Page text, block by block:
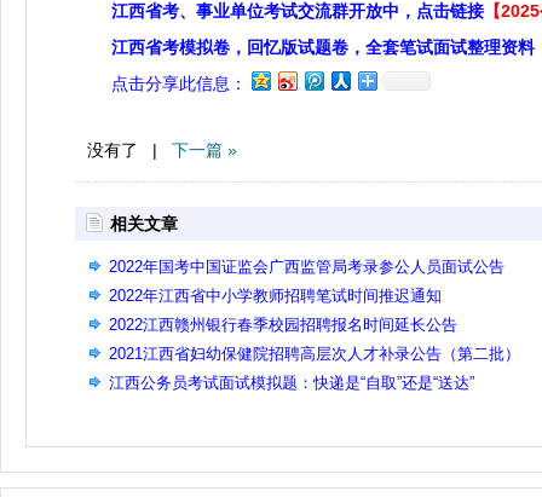
江西省考、事业单位考试交流群开放中，点击链接 【
江西省考模拟卷，回忆版试题卷，全套笔试面试整理资料
点击分享此信息：
没有了 | 下一篇 »
相关文章
2022年国考中国证监会广西监管局考录参公人员面试公告
2022年江西省中小学教师招聘笔试时间推迟通知
2022江西赣州银行春季校园招聘报名时间延长公告
2021江西省妇幼保健院招聘高层次人才补录公告（第二批）
江西公务员考试面试模拟题：快递是“自取”还是“送达”